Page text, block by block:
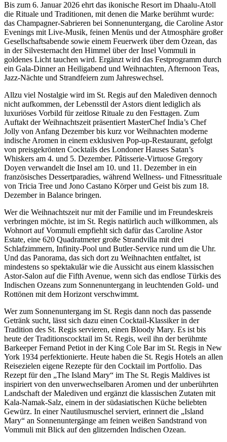
Bis zum 6. Januar 2026 ehrt das ikonische Resort im Dhaalu-Atoll
die Rituale und Traditionen, mit denen die Marke berühmt wurde:
das Champagner-Sabrieren bei Sonnenuntergang, die Caroline Astor
Evenings mit Live-Musik, feinen Menüs und der Atmosphäre großer
Gesellschaftsabende sowie einem Feuerwerk über dem Ozean, das
in der Silvesternacht den Himmel über der Insel Vommuli in
goldenes Licht tauchen wird. Ergänzt wird das Festprogramm durch
ein Gala-Dinner an Heiligabend und Weihnachten, Afternoon Teas,
Jazz-Nächte und Strandfeiern zum Jahreswechsel.
Allzu viel Nostalgie wird im St. Regis auf den Malediven dennoch
nicht aufkommen, der Lebensstil der Astors dient lediglich als
luxuriöses Vorbild für zeitlose Rituale zu den Festtagen. Zum
Auftakt der Weihnachtszeit präsentiert MasterChef India’s Chef
Jolly von Anfang Dezember bis kurz vor Weihnachten moderne
indische Aromen in einem exklusiven Pop-up-Restaurant, gefolgt
von preisgekrönten Cocktails des Londoner Hauses Satan’s
Whiskers am 4. und 5. Dezember. Pâtisserie-Virtuose Gregory
Doyen verwandelt die Insel am 10. und 11. Dezember in ein
französisches Dessertparadies, während Wellness- und Fitnessrituale
von Tricia Tree und Jono Castano Körper und Geist bis zum 18.
Dezember in Balance bringen.
Wer die Weihnachtszeit nur mit der Familie und im Freundeskreis
verbringen möchte, ist im St. Regis natürlich auch willkommen, als
Wohnort auf Vommuli empfiehlt sich dafür das Caroline Astor
Estate, eine 620 Quadratmeter große Strandvilla mit drei
Schlafzimmern, Infinity-Pool und Butler-Service rund um die Uhr.
Und das Panorama, das sich dort zu Weihnachten entfaltet, ist
mindestens so spektakulär wie die Aussicht aus einem klassischen
Astor-Salon auf die Fifth Avenue, wenn sich das endlose Türkis des
Indischen Ozeans zum Sonnenuntergang in leuchtenden Gold- und
Rottönen mit dem Horizont verschwimmt.
Wer zum Sonnenuntergang im St. Regis dann noch das passende
Getränk sucht, lässt sich dazu einen Cocktail-Klassiker in der
Tradition des St. Regis servieren, einen Bloody Mary. Es ist bis
heute der Traditionscocktail im St. Regis, weil ihn der berühmte
Barkeeper Fernand Petiot in der King Cole Bar im St. Regis in New
York 1934 perfektionierte. Heute haben die St. Regis Hotels an allen
Reisezielen eigene Rezepte für den Cocktail im Portfolio. Das
Rezept für den „The Island Mary“ im The St. Regis Maldives ist
inspiriert von den unverwechselbaren Aromen und der unberührten
Landschaft der Malediven und ergänzt die klassischen Zutaten mit
Kala-Namak-Salz, einem in der südasiatischen Küche beliebten
Gewürz. In einer Nautilusmuschel serviert, erinnert die „Island
Mary“ an Sonnenuntergänge am feinen weißen Sandstrand von
Vommuli mit Blick auf den glitzernden Indischen Ozean.